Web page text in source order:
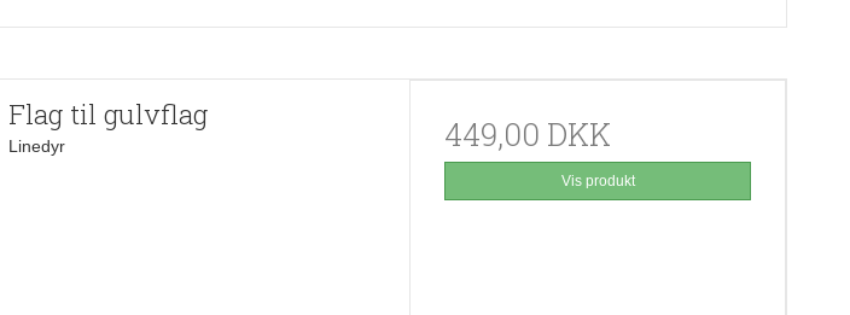
Flag til gulvflag
Linedyr 449,00 DKK
Vis produkt